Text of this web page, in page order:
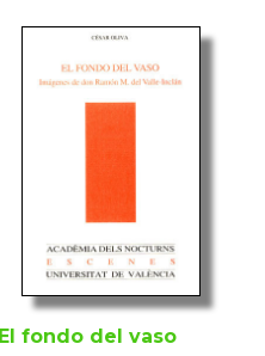
El fondo del vaso